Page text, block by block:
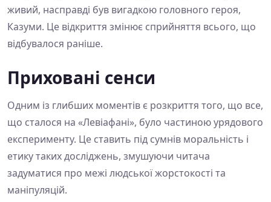
живий, насправді був вигадкою головного героя,
Казуми. Це відкриття змінює сприйняття всього, що
відбувалося раніше.
Приховані сенси
Одним із глибших моментів є розкриття того, що все,
що сталося на «Левіафані», було частиною урядового
експерименту. Це ставить під сумнів моральність і
етику таких досліджень, змушуючи читача
задуматися про межі людської жорстокості та
маніпуляцій.